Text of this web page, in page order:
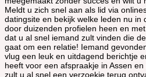
Meldt u zich snel aan als lid via
datingsite en bekijk welke leden nu in
door duizenden profielen heen en
dat u al snel iemand zult vinden die
gaat om een relatie! Iemand
vlug een leuk en uitdagend berichtje
heeft voor een afspraakje in Assen
zult u al snel een verzoekje terug